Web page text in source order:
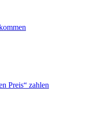
Preis“ zahlen